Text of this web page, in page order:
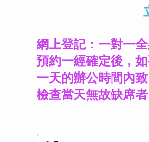
網上登記：一對一
預約一經確定後，
一天的辦公時間內
檢查當天無故缺席